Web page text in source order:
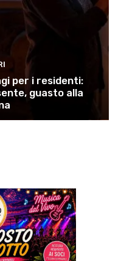
per i residenti:
guasto alla